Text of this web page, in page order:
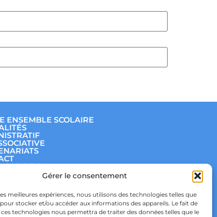
Gérer le consentement
meilleures expériences, nous utilisons des technologies telles que
stocker et/ou accéder aux informations des appareils. Le fait de
technologies nous permettra de traiter des données telles que le
ENSEMBLE SCOLAIRE
DE
& RGPD
DE COOKIES